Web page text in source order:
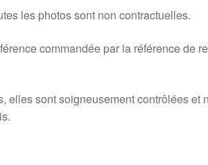
les photos sont non contractuelles.
commandée par la référence de
elles sont soigneusement contrôlées et